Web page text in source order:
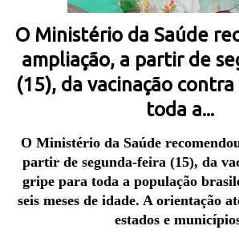
O Ministério da Saúde
ampliação, a partir de
(15), da vacinação
toda a...
O Ministério da Saúde
partir de segunda-feira (15), da
gripe para toda a população
seis meses de idade. A orientação
estados e